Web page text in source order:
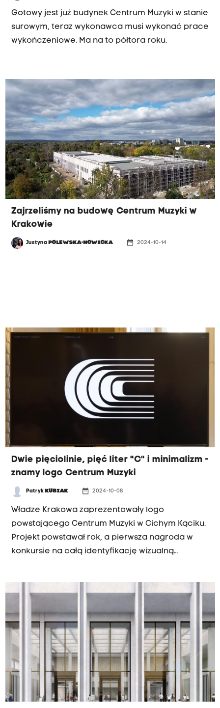
Gotowy jest już budynek Centrum Muzyki w stanie
surowym, teraz wykonawca musi wykonać prace
wykończeniowe. Ma na to półtora roku.
Zajrzeliśmy na budowę Centrum Muzyki w
Krakowie
Justyna POLEWSKA-NOWICKA date_range 2024-10-14
Dwie pięciolinie, pięć liter "C" i minimalizm -
znamy logo Centrum Muzyki
Patryk KUBIAK date_range 2024-10-08
Władze Krakowa zaprezentowały logo
powstającego Centrum Muzyki w Cichym Kąciku.
Projekt powstawał rok, a pierwsza nagroda w
konkursie na całą identyfikację wizualną